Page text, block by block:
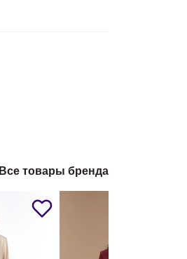
Все товары бренда